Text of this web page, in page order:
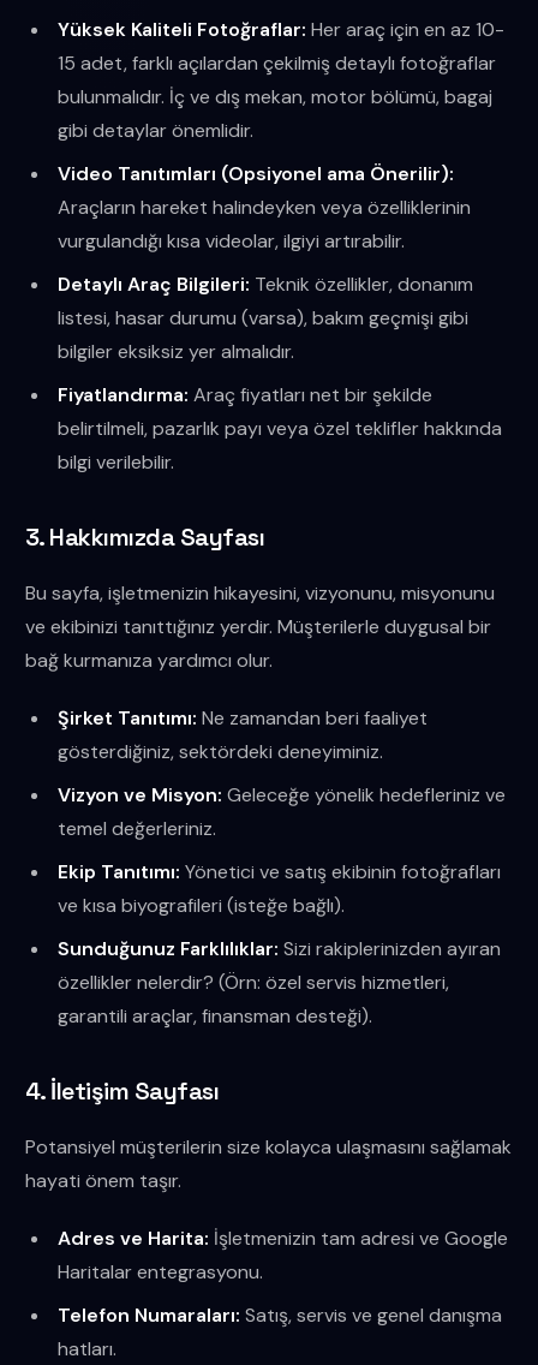
Yüksek Kaliteli Fotoğraflar: Her araç için en az 10-
15 adet, farklı açılardan çekilmiş detaylı fotoğraflar
bulunmalıdır. İç ve dış mekan, motor bölümü, bagaj
gibi detaylar önemlidir.
Video Tanıtımları (Opsiyonel ama Önerilir):
Araçların hareket halindeyken veya özelliklerinin
vurgulandığı kısa videolar, ilgiyi artırabilir.
Detaylı Araç Bilgileri: Teknik özellikler, donanım
listesi, hasar durumu (varsa), bakım geçmişi gibi
bilgiler eksiksiz yer almalıdır.
Fiyatlandırma: Araç fiyatları net bir şekilde
belirtilmeli, pazarlık payı veya özel teklifler hakkında
bilgi verilebilir.
3. Hakkımızda Sayfası
Bu sayfa, işletmenizin hikayesini, vizyonunu, misyonunu
ve ekibinizi tanıttığınız yerdir. Müşterilerle duygusal bir
bağ kurmanıza yardımcı olur.
Şirket Tanıtımı: Ne zamandan beri faaliyet
gösterdiğiniz, sektördeki deneyiminiz.
Vizyon ve Misyon: Geleceğe yönelik hedefleriniz ve
temel değerleriniz.
Ekip Tanıtımı: Yönetici ve satış ekibinin fotoğrafları
ve kısa biyografileri (isteğe bağlı).
Sunduğunuz Farklılıklar: Sizi rakiplerinizden ayıran
özellikler nelerdir? (Örn: özel servis hizmetleri,
garantili araçlar, finansman desteği).
4. İletişim Sayfası
Potansiyel müşterilerin size kolayca ulaşmasını sağlamak
hayati önem taşır.
Adres ve Harita: İşletmenizin tam adresi ve Google
Haritalar entegrasyonu.
Telefon Numaraları: Satış, servis ve genel danışma
hatları.